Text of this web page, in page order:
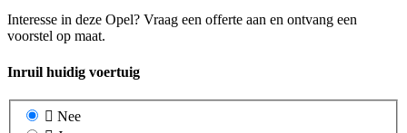
Interesse in deze Opel? Vraag een offerte aan en ontvang een
voorstel op maat.
Inruil huidig voertuig
Nee